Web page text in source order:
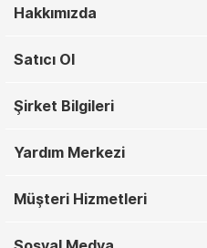
Hakkımızda
Satıcı Ol
Şirket Bilgileri
Yardım Merkezi
Müşteri Hizmetleri